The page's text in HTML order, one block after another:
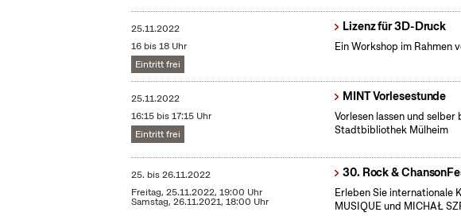
25.11.2022
16 bis 18 Uhr
Eintritt frei
Lizenz für 3D-Druck
Ein Workshop im Rahmen
25.11.2022
16:15 bis 17:15 Uhr
Eintritt frei
MINT Vorlesestunde
Vorlesen lassen und
Stadtbibliothek Mülheim
25. bis26.11.2022
Freitag, 25.11.2022, 19:00 Uhr
Samstag, 26.11.2021, 18:00 Uhr
30. Rock &
Erleben Sie internationale
MUSIQUE und MICHAŁ